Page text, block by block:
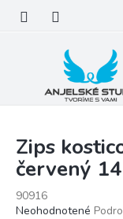
obsah
Zips
červený
90916
Priemerné
Neohodnotené